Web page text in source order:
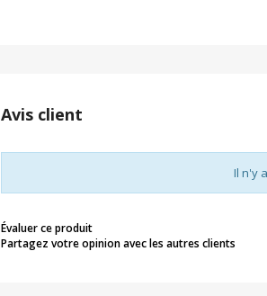
Avis client
Il n'y
Évaluer ce produit
Partagez votre opinion avec les autres clients